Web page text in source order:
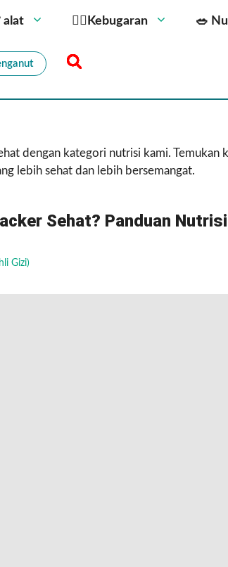
🏋️‍♀️Kebugaran 🥗
dengan kategori nutrisi kami. Temukan
lebih sehat dan lebih bersemangat.
Sehat? Panduan
Gizi)